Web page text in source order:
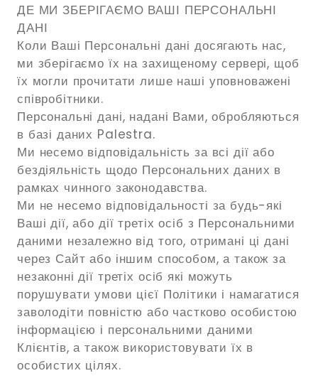
ДЕ МИ ЗБЕРІГАЄМО ВАШІ ПЕРСОНАЛЬНІ
ДАНІ
Коли Ваші Персональні дані досягають нас,
ми зберігаємо їх на захищеному сервері, щоб
їх могли прочитати лише наші уповноважені
співробітники.
Персональні дані, надані Вами, обробляються
в базі даних Palestra.
Ми несемо відповідальність за всі дії або
бездіяльність щодо Персональних даних в
рамках чинного законодавства.
Ми не несемо відповідальності за будь-які
Ваші дії, або дії третіх осіб з Персональними
даними незалежно від того, отримані ці дані
через Сайт або іншим способом, а також за
незаконні дії третіх осіб які можуть
порушувати умови цієї Політики і намагатися
заволодіти повністю або частково особистою
інформацією і персональними даними
Клієнтів, а також використовувати їх в
особистих цілях.